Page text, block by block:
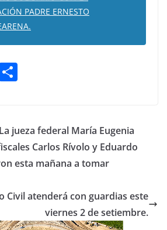
PADRE ERNESTO
p
ar
tir
jueza federal María Eugenia
Carlos Rívolo y Eduardo
esta mañana a tomar
Civil atenderá con guardias este
viernes 2 de setiembre.